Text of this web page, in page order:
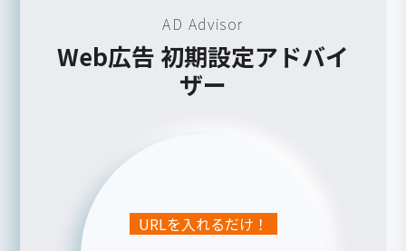
AD Advisor
Web広告 初期設定アドバイ
ザー
URLを入れるだけ！